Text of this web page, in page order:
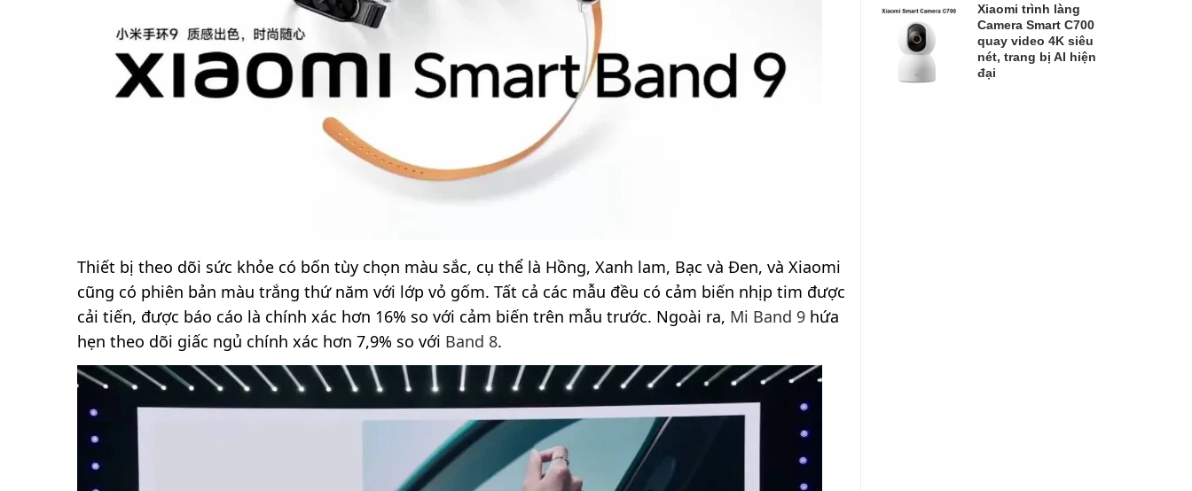
Thiết bị theo dõi sức khỏe có bốn tùy chọn màu sắc, cụ thể là Hồng, Xanh lam, Bạc và Đen, và Xiaomi
cũng có phiên bản màu trắng thứ năm với lớp vỏ gốm. Tất cả các mẫu đều có cảm biến nhịp tim được
cải tiến, được báo cáo là chính xác hơn 16% so với cảm biến trên mẫu trước. Ngoài ra, Mi Band 9 hứa
hẹn theo dõi giấc ngủ chính xác hơn 7,9% so với Band 8.
Xiaomi trình làng
Camera Smart C700
quay video 4K siêu
nét, trang bị AI hiện
đại